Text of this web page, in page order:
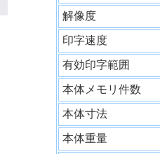
解像度
印字速度
有効印字範囲
本体メモリ件数
本体寸法
本体重量